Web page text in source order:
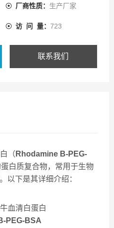
厂商性质： 生产厂家
访 问 量： 723
联系我们
（ Rhodamine B-PEG-
白质复合物，常用于生物
以下是其详细介绍：
血清白蛋白
PEG-BSA